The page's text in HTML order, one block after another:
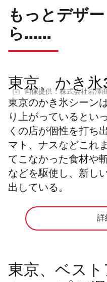
もっとデザ
ら......
東京、かき氷
画像提供：株式会社岩澤
東京のかき氷シーン
り上がっている とい
くの店が個性を打ち
マト、ナスなどこれ
てこなかった食材や
などを駆使し、新し
出している。
詳
東京、ベス